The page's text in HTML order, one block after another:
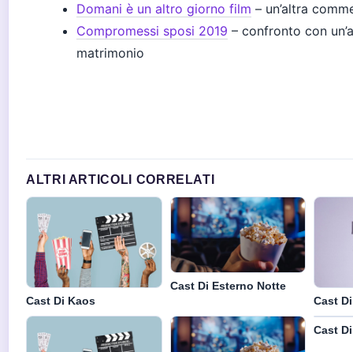
Domani è un altro giorno film – un’altra
Compromessi sposi 2019 – confronto con
matrimonio
ALTRI ARTICOLI CORRELATI
Cast Di Kaos
Cast Di Esterno Notte
Cast
Cast